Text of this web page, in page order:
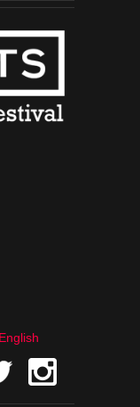
English